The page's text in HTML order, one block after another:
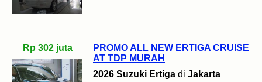
Rp 302 juta
PROMO ALL NEW ERTIGA CRUISE
AT TDP MURAH
2026 Suzuki Ertiga di Jakarta